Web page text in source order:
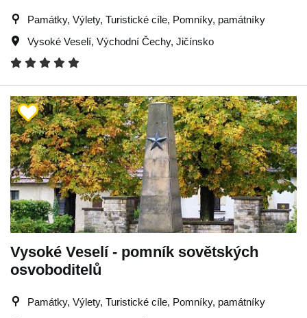
Památky, Výlety, Turistické cíle, Pomníky, památníky
Vysoké Veselí, Východní Čechy, Jičínsko
Vysoké Veselí - pomník sovětských
osvoboditelů
Památky, Výlety, Turistické cíle, Pomníky, památníky